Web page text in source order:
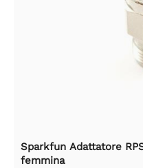
Sparkfun Adattatore
femmina